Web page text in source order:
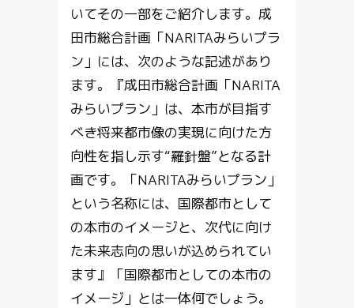
いてその一部をご紹介します。成
田市総合計画「NARITAみらいプラ
ン」には、次のような記述があり
ます。『成田市総合計画「NARITA
みらいプラン」は、本市が目指す
べき将来都市像の実現に向けた方
向性を指し示す“羅針盤”となる計
画です。「NARITAみらいプラン」
という名称には、国際都市として
の本市のイメージと、次代に向け
た未来志向の思いが込められてい
ます』「国際都市としての本市の
イメージ」とは一体何でしょう。